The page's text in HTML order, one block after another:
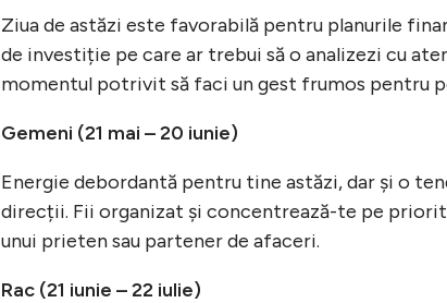
Ziua de astăzi este favorabilă pentru planurile
de investiție pe care ar trebui să o analizezi cu
momentul potrivit să faci un gest frumos pentru
Gemeni (21 mai – 20 iunie)
Energie debordantă pentru tine astăzi, dar și o
direcții. Fii organizat și concentrează-te pe
unui prieten sau partener de afaceri.
Rac (21 iunie – 22 iulie)